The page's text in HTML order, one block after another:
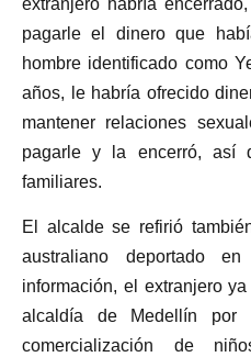
pagarle el dinero que
hombre identificado como
años, le habría ofrecido
mantener relaciones
pagarle y la encerró, así
familiares.
El alcalde se refirió
australiano deportado
información, el extranjero
alcaldía de Medellín por
comercialización de